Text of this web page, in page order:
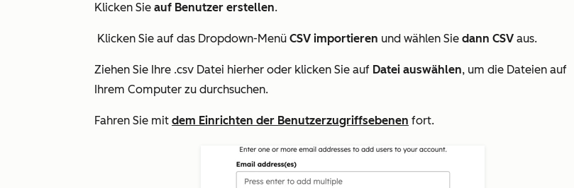
Klicken Sie auf Benutzer erstellen.
Klicken Sie auf das Dropdown-Menü CSV importieren und wählen Sie dann CSV aus.
Ziehen Sie Ihre .csv Datei hierher oder klicken Sie auf Datei auswählen, um die Dateien auf
Ihrem Computer zu durchsuchen.
Fahren Sie mit dem Einrichten der Benutzerzugriffsebenen fort.